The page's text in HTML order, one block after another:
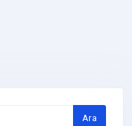
Ara